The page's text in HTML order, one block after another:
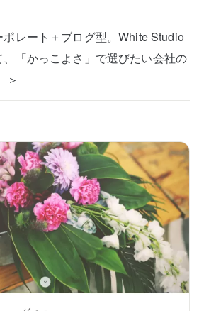
レート＋ブログ型。White Studio
「かっこよさ」で選びたい会社の
＞